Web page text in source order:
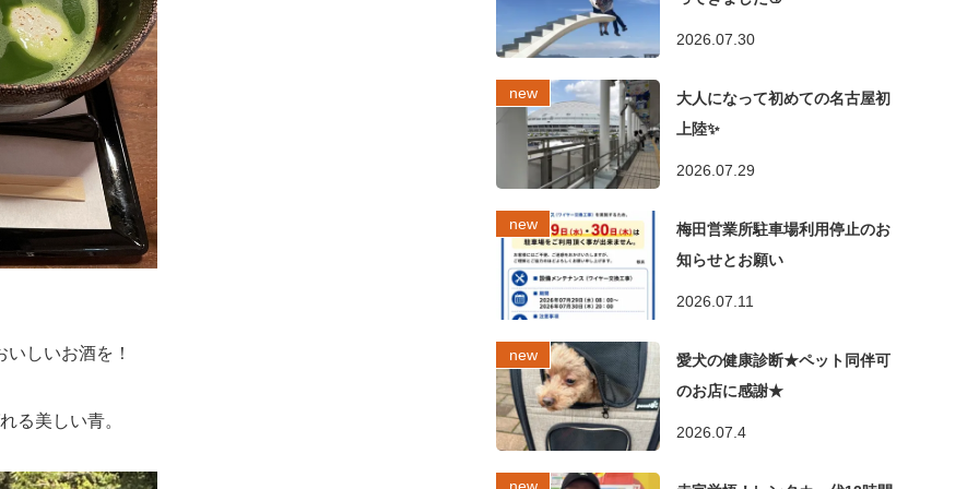
しいお酒を！
る美しい青。
2026.07.30
大人になって初めての名古屋初
上陸✨
2026.07.29
梅田営業所駐車場利用停止のお
知らせとお願い
2026.07.11
愛犬の健康診断★ペット同伴可
のお店に感謝★
2026.07.4